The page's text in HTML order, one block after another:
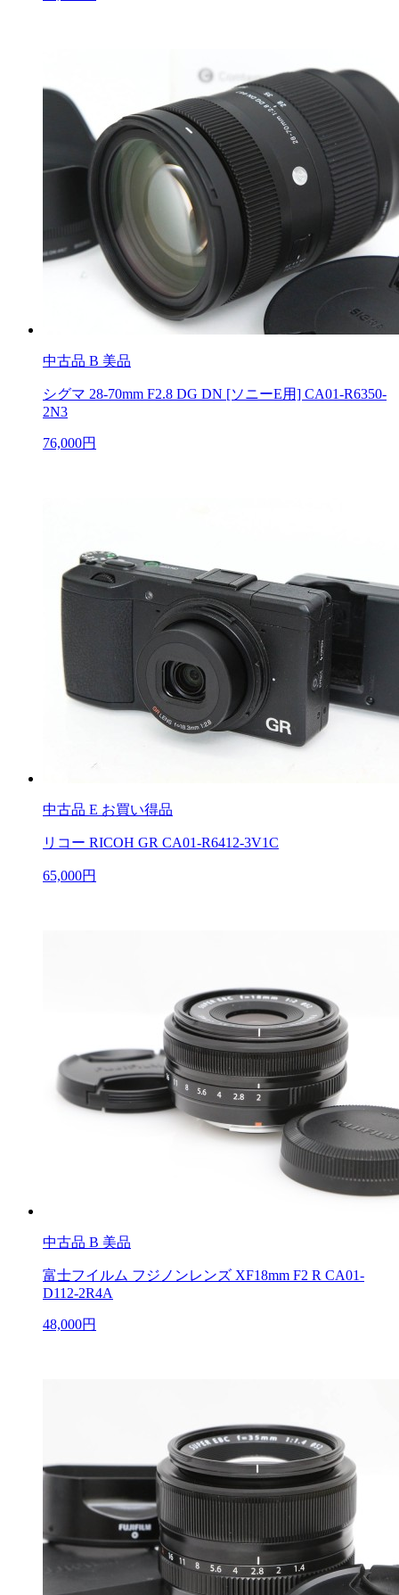
中古品 B 美品
シグマ 28-70mm F2.8 DG DN [ソニーE用] CA01-R6350-
2N3
76,000円
中古品 E お買い得品
リコー RICOH GR CA01-R6412-3V1C
65,000円
中古品 B 美品
富士フイルム フジノンレンズ XF18mm F2 R CA01-
D112-2R4A
48,000円